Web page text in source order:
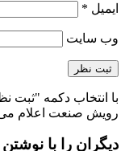
ایمیل *
وب‌ سایت
با انتخاب دکمه "ثبت
رویش صنعت اعلام
دیگران را با